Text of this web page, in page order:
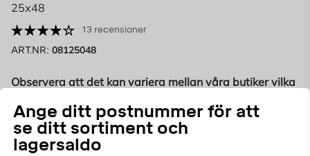
Ange ditt postnummer för att
se ditt sortiment och
lagersaldo
25x48
13 recensioner
ART.NR: 08125048
Observera att det kan variera mellan våra butiker vilka
att se vilka längder som finns i lager. Byggmax virke
kommer i fallande längder mellan 2,7 m – 5,4 m med 30
cm intervaller.
Läs mer